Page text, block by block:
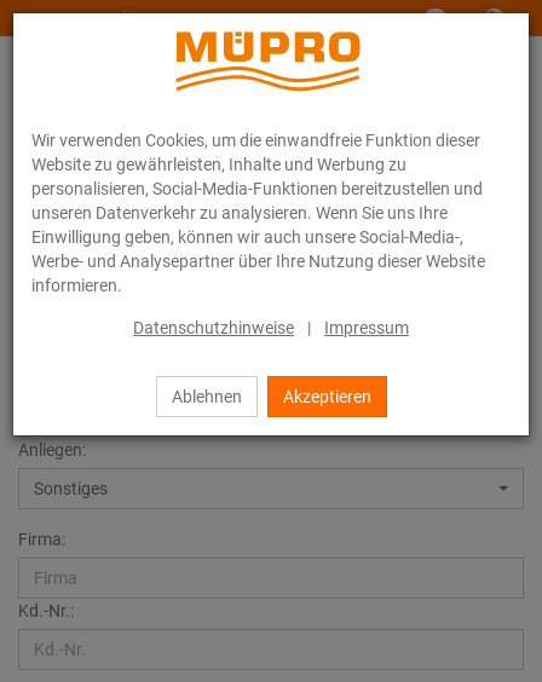
Wir verwenden Cookies, um die einwandfreie Funktion dieser
Website zu gewährleisten, Inhalte und Werbung zu
personalisieren, Social-Media-Funktionen bereitzustellen und
unseren Datenverkehr zu analysieren. Wenn Sie uns Ihre
Einwilligung geben, können wir auch unsere Social-Media-,
Werbe- und Analysepartner über Ihre Nutzung dieser Website
informieren.
Datenschutzhinweise | Impressum
Ablehnen Akzeptieren
www.muepro-maritim.com
Kontakt
Kontakt
Anliegen:
Sonstiges
Firma:
Kd.-Nr.: